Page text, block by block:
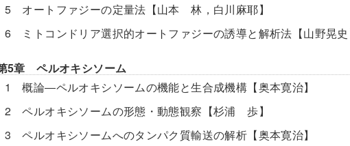
5 オートファジーの定量法【山本 林，白川麻耶】
6 ミトコンドリア選択的オートファジーの誘導と解析法【山野晃史
5章 ペルオキシソーム
1 概論―ペルオキシソームの機能と生合成機構【奥本寛治】
2 ペルオキシソームの形態・動態観察【杉浦 歩】
3 ペルオキシソームへのタンパク質輸送の解析【奥本寛治】